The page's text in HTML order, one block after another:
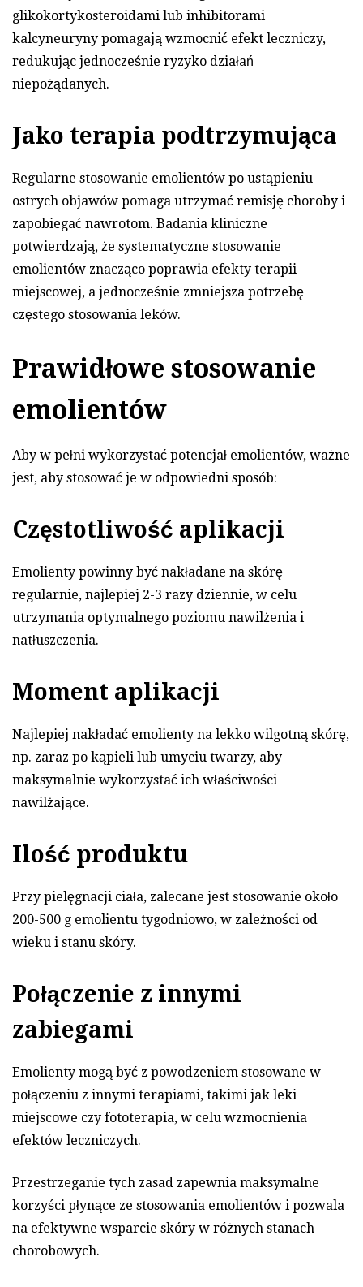
glikokortykosteroidami lub inhibitorami
kalcyneuryny pomagają wzmocnić efekt leczniczy,
redukując jednocześnie ryzyko działań
niepożądanych.
Jako terapia podtrzymująca
Regularne stosowanie emolientów po ustąpieniu
ostrych objawów pomaga utrzymać remisję choroby i
zapobiegać nawrotom. Badania kliniczne
potwierdzają, że systematyczne stosowanie
emolientów znacząco poprawia efekty terapii
miejscowej, a jednocześnie zmniejsza potrzebę
częstego stosowania leków.
Prawidłowe stosowanie
emolientów
Aby w pełni wykorzystać potencjał emolientów, ważne
jest, aby stosować je w odpowiedni sposób:
Częstotliwość aplikacji
Emolienty powinny być nakładane na skórę
regularnie, najlepiej 2-3 razy dziennie, w celu
utrzymania optymalnego poziomu nawilżenia i
natłuszczenia.
Moment aplikacji
Najlepiej nakładać emolienty na lekko wilgotną skórę,
np. zaraz po kąpieli lub umyciu twarzy, aby
maksymalnie wykorzystać ich właściwości
nawilżające.
Ilość produktu
Przy pielęgnacji ciała, zalecane jest stosowanie około
200-500 g emolientu tygodniowo, w zależności od
wieku i stanu skóry.
Połączenie z innymi
zabiegami
Emolienty mogą być z powodzeniem stosowane w
połączeniu z innymi terapiami, takimi jak leki
miejscowe czy fototerapia, w celu wzmocnienia
efektów leczniczych.
Przestrzeganie tych zasad zapewnia maksymalne
korzyści płynące ze stosowania emolientów i pozwala
na efektywne wsparcie skóry w różnych stanach
chorobowych.